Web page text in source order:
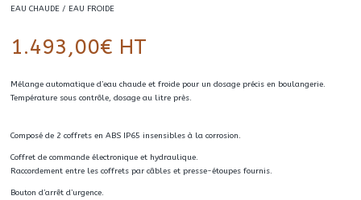
EAU CHAUDE / EAU FROIDE
1.493,00€ HT
Mélange automatique d’eau chaude et froide pour un dosage précis en boulangerie.
Température sous contrôle, dosage au litre près.
Composé de 2 coffrets en ABS IP65 insensibles à la corrosion.
Coffret de commande électronique et hydraulique.
Raccordement entre les coffrets par câbles et presse-étoupes fournis.
Bouton d’arrêt d’urgence.